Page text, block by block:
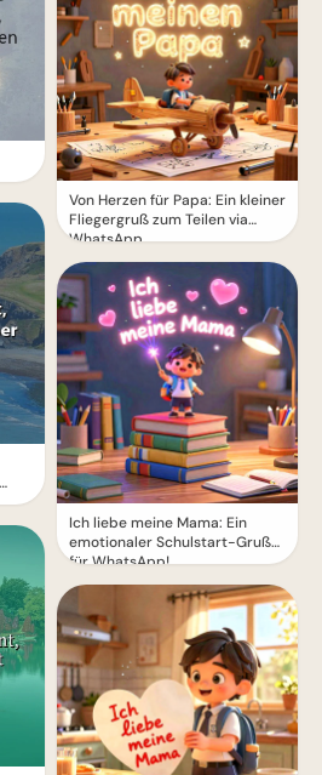
Von Herzen für Papa: Ein kleiner
Fliegergruß zum Teilen via
WhatsApp
Ich liebe meine Mama: Ein
emotionaler Schulstart-Gruß
für WhatsApp!